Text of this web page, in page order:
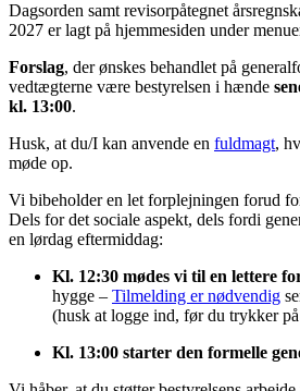
Dagsorden samt revisorpåtegnet
2027 er lagt på hjemmesiden under
Forslag, der ønskes behandlet på
vedtægterne være bestyrelsen i hænde
kl. 13:00.
Husk, at du/I kan anvende en fuldmagt,
møde op.
Vi bibeholder en let forplejningen forud
Dels for det sociale aspekt, dels fordi
en lørdag eftermiddag:
Kl. 12:30 mødes vi til en lettere
hygge – Tilmelding er nødvendig
(husk at logge ind, før du trykker
Kl. 13:00 starter den formelle